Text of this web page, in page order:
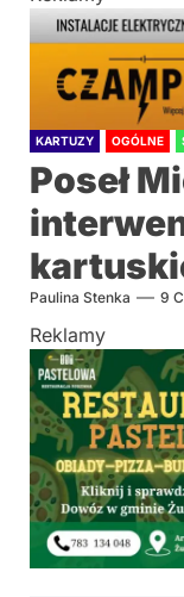
KARTUZY OGÓLNE
Poseł
Paulina Stenka 9
Reklamy